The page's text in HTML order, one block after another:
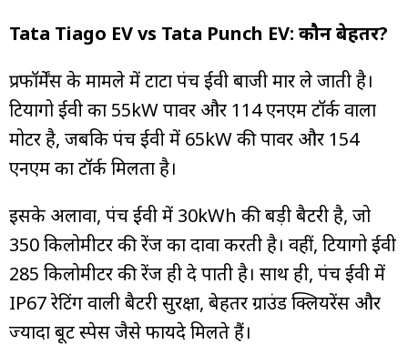
Tata Tiago EV vs Tata Punch EV: कौन बेहतर?
प्रफॉर्मेंस के मामले में टाटा पंच ईवी बाजी मार ले जाती है।
टियागो ईवी का 55kW पावर और 114 एनएम टॉर्क वाला
मोटर है, जबकि पंच ईवी में 65kW की पावर और 154
एनएम का टॉर्क मिलता है।
इसके अलावा, पंच ईवी में 30kWh की बड़ी बैटरी है, जो
350 किलोमीटर की रेंज का दावा करती है। वहीं, टियागो ईवी
285 किलोमीटर की रेंज ही दे पाती है। साथ ही, पंच ईवी में
IP67 रेटिंग वाली बैटरी सुरक्षा, बेहतर ग्राउंड क्लियरेंस और
ज्यादा बूट स्पेस जैसे फायदे मिलते हैं।